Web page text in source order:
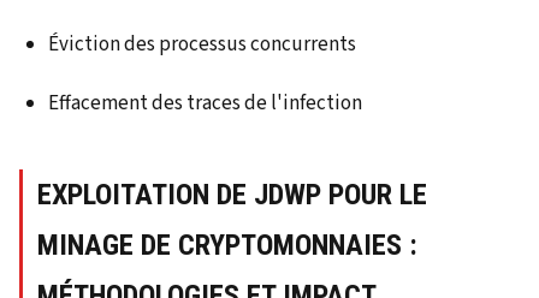
Éviction des processus concurrents
Effacement des traces de l'infection
EXPLOITATION DE JDWP POUR LE
MINAGE DE CRYPTOMONNAIES :